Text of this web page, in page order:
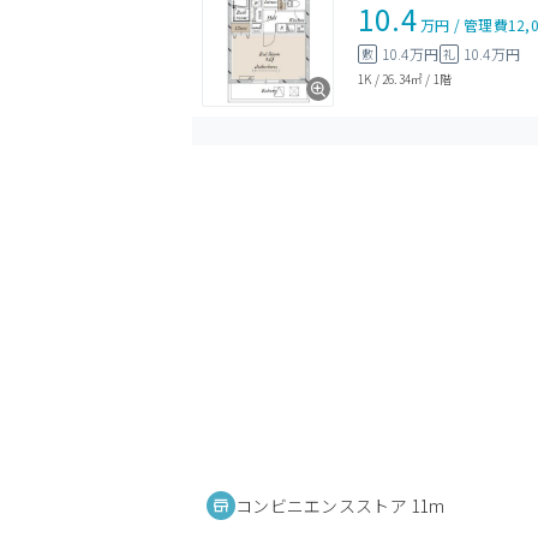
10.4万円 /管理費
敷 10.4万円 礼 10.4万円
1K / 26.34㎡ / 1階
コンビニエンスストア 11m